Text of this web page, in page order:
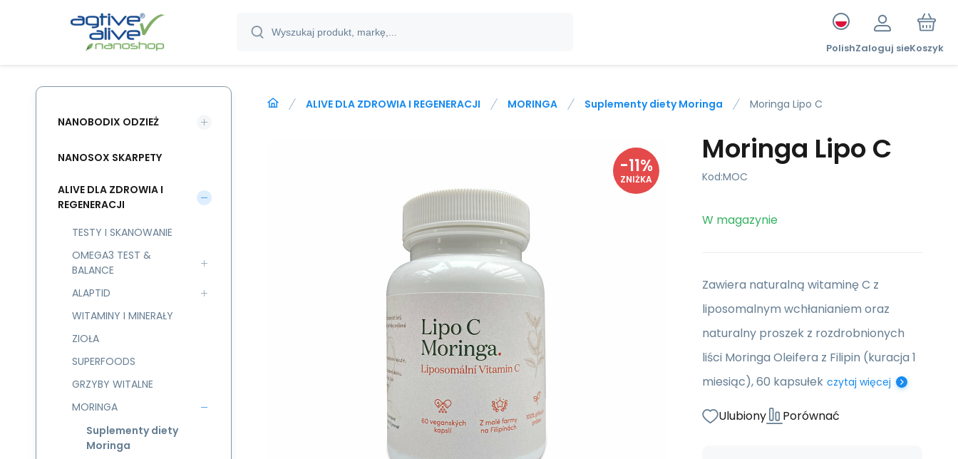
PolishZaloguj sieKoszyk
ALIVE DLA ZDROWIA I REGENERACJI MORINGA Suplementy diety Moringa Moringa Lipo C
-11%
ZNIŻKA
Moringa Lipo C
Kod:MOC
W magazynie
Zawiera naturalną witaminę C z
liposomalnym wchłanianiem oraz
naturalny proszek z rozdrobnionych
liści Moringa Oleifera z Filipin (kuracja 1
miesiąc), 60 kapsułek czytaj więcej
Ulubiony Porównać
NANOBODIX ODZIEŻ
NANOSOX SKARPETY
ALIVE DLA ZDROWIA I
REGENERACJI
TESTY I SKANOWANIE
OMEGA3 TEST &
BALANCE
ALAPTID
WITAMINY I MINERAŁY
ZIOŁA
SUPERFOODS
GRZYBY WITALNE
MORINGA
Suplementy diety
Moringa